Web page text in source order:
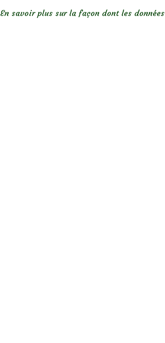
En savoir plus sur la façon dont les données